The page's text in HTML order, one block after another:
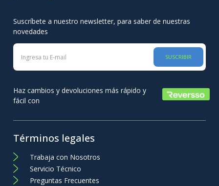
Suscríbete a nuestro newsletter, para saber de nuestras
novedades
SUSCRIBIR
Haz cambios y devoluciones más rápido y
fácil con
Términos legales
Trabaja con Nosotros
Servicio Técnico
Preguntas Frecuentes